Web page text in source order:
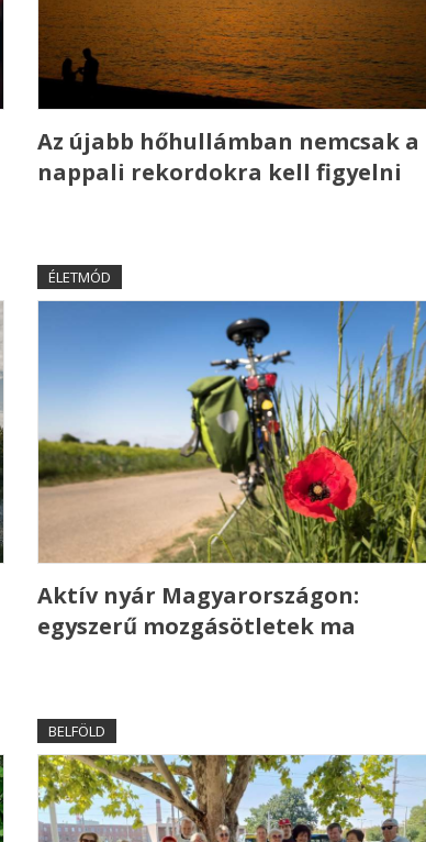
Az újabb hőhullámban nemcsak a
nappali rekordokra kell figyelni
ÉLETMÓD
Aktív nyár Magyarországon:
egyszerű mozgásötletek ma
BELFÖLD